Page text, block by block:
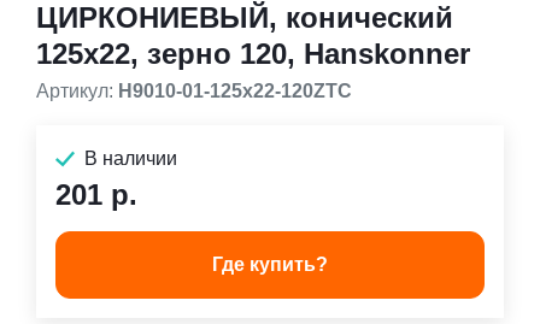
ЦИРКОНИЕВЫЙ, конический
125х22, зерно 120, Hanskonner
Артикул: H9010-01-125x22-120ZTC
В наличии
201 р.
Где купить?